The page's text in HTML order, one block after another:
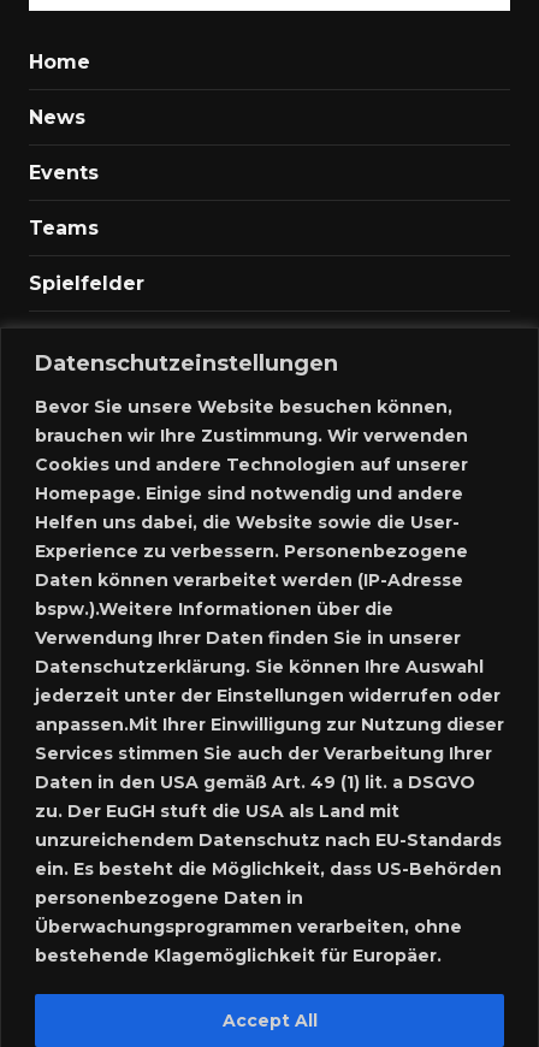
Datenschutzeinstellungen
Bevor Sie unsere Website besuchen können,
brauchen wir Ihre Zustimmung. Wir verwenden
Cookies und andere Technologien auf unserer
Homepage. Einige sind notwendig und andere
Helfen uns dabei, die Website sowie die User-
Experience zu verbessern. Personenbezogene
Daten können verarbeitet werden (IP-Adresse
bspw.).Weitere Informationen über die
Verwendung Ihrer Daten finden Sie in unserer
Datenschutzerklärung. Sie können Ihre Auswahl
jederzeit unter der Einstellungen widerrufen oder
anpassen.Mit Ihrer Einwilligung zur Nutzung dieser
Services stimmen Sie auch der Verarbeitung Ihrer
Daten in den USA gemäß Art. 49 (1) lit. a DSGVO
zu. Der EuGH stuft die USA als Land mit
unzureichendem Datenschutz nach EU-Standards
ein. Es besteht die Möglichkeit, dass US-Behörden
personenbezogene Daten in
Überwachungsprogrammen verarbeiten, ohne
bestehende Klagemöglichkeit für Europäer.
Accept All
Home
News
Events
Teams
Spielfelder
Kontakt
Anmelden
Meine Inserate
Neues Inserat schalten
Marktplatz – Registrierung
SUCHE
SPRACHE: